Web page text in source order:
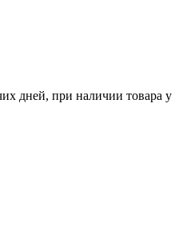
дней, при наличии товара у